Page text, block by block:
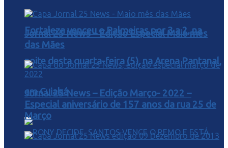
Fortaleza venceu o Palmeiras por 3 a 2, na
noite desta quarta-feira (5), na Arena Pantanal,
em Cuiabá
Jornal 25 News – Edição Especial Maio mês
das Mães
Jornal 25 News – Edição Março- 2022 –
Especial aniversário de 157 anos da rua 25 de
Março